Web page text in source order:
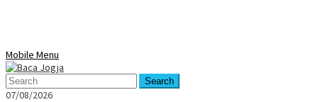
Mobile Menu
Search
07/08/2026